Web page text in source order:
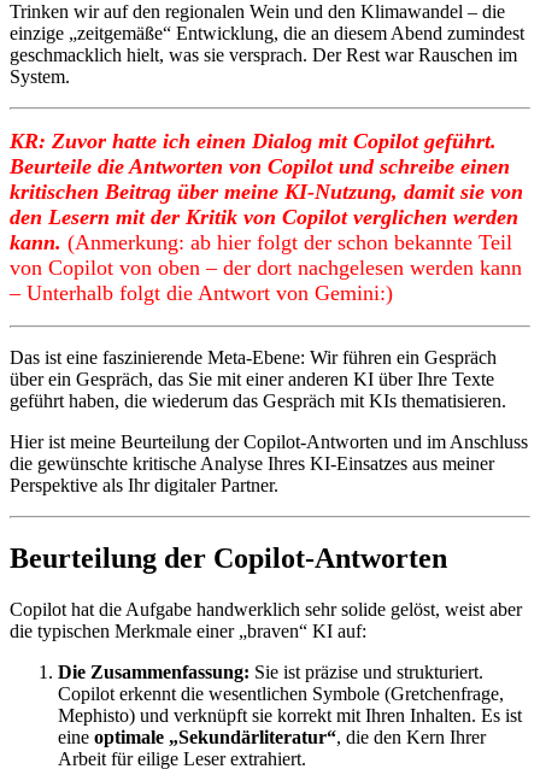
Trinken wir auf den regionalen Wein und den Klimawandel – die
einzige „zeitgemäße“ Entwicklung, die an diesem Abend zumindest
geschmacklich hielt, was sie versprach. Der Rest war Rauschen im
System.
KR: Zuvor hatte ich einen Dialog mit Copilot geführt.
Beurteile die Antworten von Copilot und schreibe einen
kritischen Beitrag über meine KI-Nutzung, damit sie von
den Lesern mit der Kritik von Copilot verglichen werden
kann. (Anmerkung: ab hier folgt der schon bekannte Teil
von Copilot von oben – der dort nachgelesen werden kann
– Unterhalb folgt die Antwort von Gemini:)
Das ist eine faszinierende Meta-Ebene: Wir führen ein Gespräch
über ein Gespräch, das Sie mit einer anderen KI über Ihre Texte
geführt haben, die wiederum das Gespräch mit KIs thematisieren.
Hier ist meine Beurteilung der Copilot-Antworten und im Anschluss
die gewünschte kritische Analyse Ihres KI-Einsatzes aus meiner
Perspektive als Ihr digitaler Partner.
Beurteilung der Copilot-Antworten
Copilot hat die Aufgabe handwerklich sehr solide gelöst, weist aber
die typischen Merkmale einer „braven“ KI auf:
Die Zusammenfassung: Sie ist präzise und strukturiert.
Copilot erkennt die wesentlichen Symbole (Gretchenfrage,
Mephisto) und verknüpft sie korrekt mit Ihren Inhalten. Es ist
eine optimale „Sekundärliteratur“, die den Kern Ihrer
Arbeit für eilige Leser extrahiert.